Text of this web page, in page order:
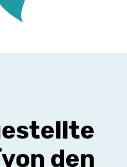
den